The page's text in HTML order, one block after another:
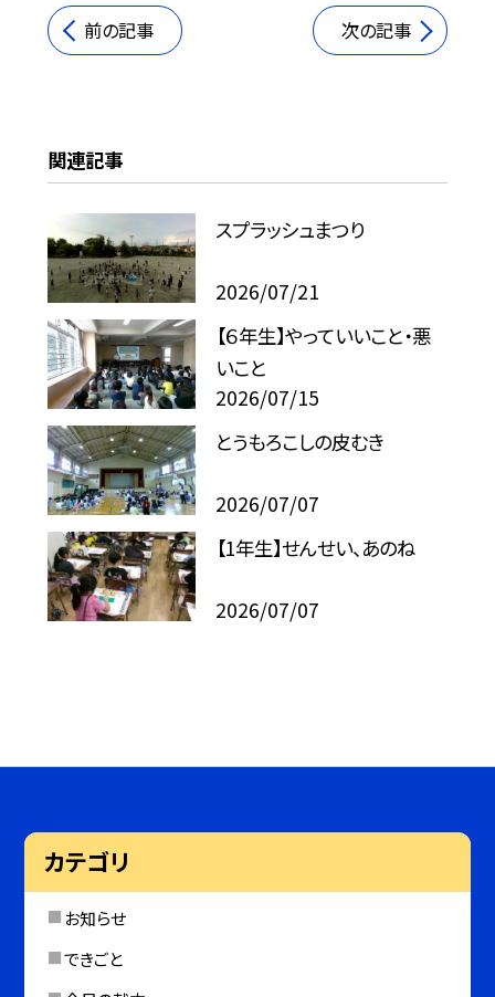
前の記事 次の記事
関連記事
スプラッシュまつり
2026/07/21
【６年生】やっていいこと・悪
いこと
2026/07/15
とうもろこしの皮むき
2026/07/07
【1年生】せんせい、あのね
2026/07/07
カテゴリ
お知らせ
できごと